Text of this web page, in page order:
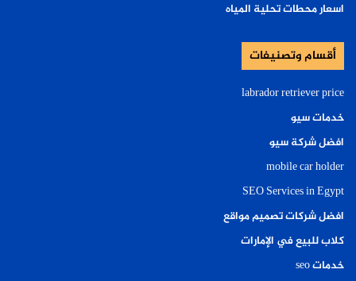
اسعار محطات تحلية المياه
أقسام وتصنيفات
labrador retriever price
خدمات سيو
افضل شركة سيو
mobile car holder
SEO Services in Egypt
افضل شركات تصميم مواقع
كلاب للبيع في الإمارات
خدمات seo